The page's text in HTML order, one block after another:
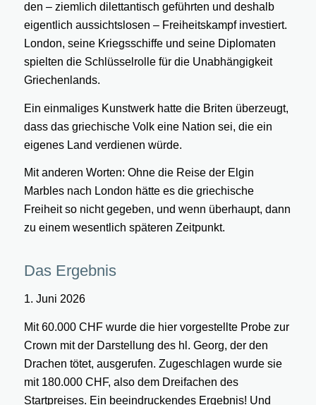
den – ziemlich dilettantisch geführten und deshalb
eigentlich aussichtslosen – Freiheitskampf investiert.
London, seine Kriegsschiffe und seine Diplomaten
spielten die Schlüsselrolle für die Unabhängigkeit
Griechenlands.
Ein einmaliges Kunstwerk hatte die Briten überzeugt,
dass das griechische Volk eine Nation sei, die ein
eigenes Land verdienen würde.
Mit anderen Worten: Ohne die Reise der Elgin
Marbles nach London hätte es die griechische
Freiheit so nicht gegeben, und wenn überhaupt, dann
zu einem wesentlich späteren Zeitpunkt.
Das Ergebnis
1. Juni 2026
Mit 60.000 CHF wurde die hier vorgestellte Probe zur
Crown mit der Darstellung des hl. Georg, der den
Drachen tötet, ausgerufen. Zugeschlagen wurde sie
mit 180.000 CHF, also dem Dreifachen des
Startpreises. Ein beeindruckendes Ergebnis! Und